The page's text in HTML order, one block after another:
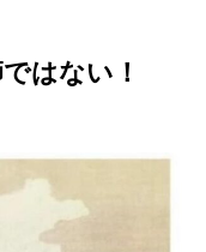
はない！